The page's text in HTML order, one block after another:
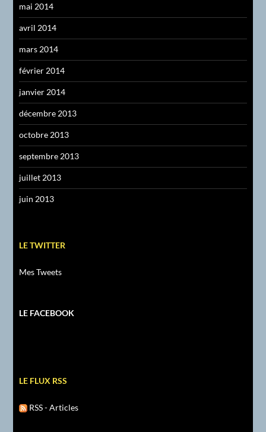
mai 2014
avril 2014
mars 2014
février 2014
janvier 2014
décembre 2013
octobre 2013
septembre 2013
juillet 2013
juin 2013
LE TWITTER
Mes Tweets
LE FACEBOOK
LE FLUX RSS
RSS - Articles